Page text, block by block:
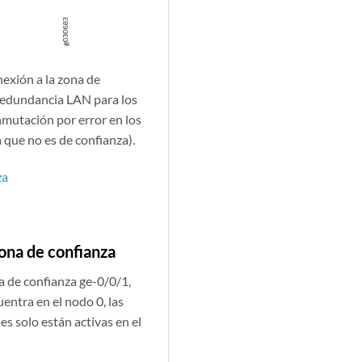
a la zona de
LAN para los
por error en los
no es de confianza).
de confianza
de confianza ge-0/0/1,
en el nodo 0, las
solo están activas en el